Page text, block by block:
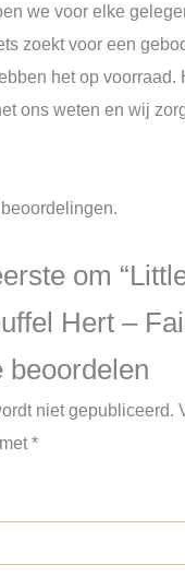
we voor elke
zoekt voor een
het op voorraad.
ons weten en wij
om
Hert –
beoordelen
niet gepubliceerd.
*